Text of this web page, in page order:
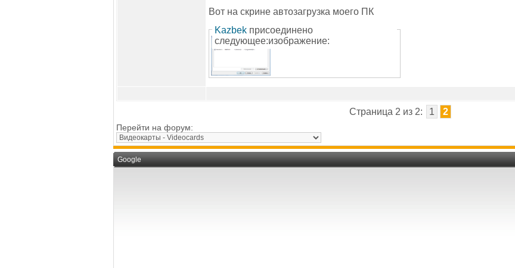
Вот на скрине автозагрузка моего ПК
Kazbek присоединено
следующее:изображение:
Страница 2 из 2: 1 2
Перейти на форум:
Google